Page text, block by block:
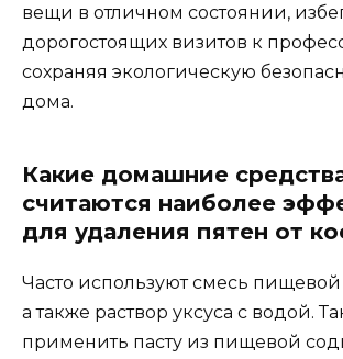
вещи в отличном состоянии,
дорогостоящих визитов к
сохраняя экологическую
дома.
Какие домашние
считаются наиболее
для удаления пятен от
Часто используют смесь
а также раствор уксуса с водой.
применить пасту из пищевой